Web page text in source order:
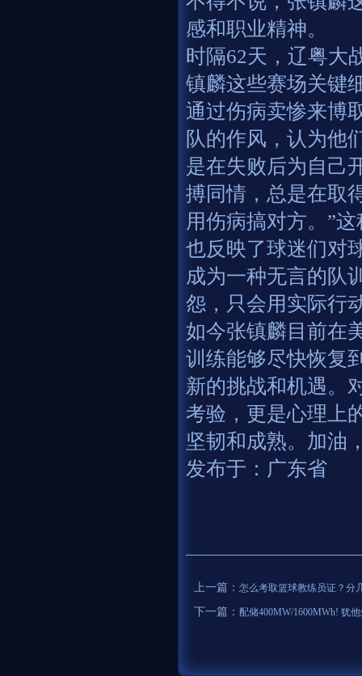
感和职业精神。
时隔62天，辽粤大
镇麟这些赛场关键
通过伤病卖惨来博
队的作风，认为他
是在失败后为自己
搏同情，总是在取
用伤病搞对方。”
也反映了球迷们对
成为一种无言的队
怨，只会用实际行
如今张镇麟目前在
训练能够尽快恢复
新的挑战和机遇。
考验，更是心理上
坚韧和成熟。加油
发布于：广东省
上一篇： 怎么考取篮球教练员证？分
下一篇： 配储400MW/1600MWh! 犹